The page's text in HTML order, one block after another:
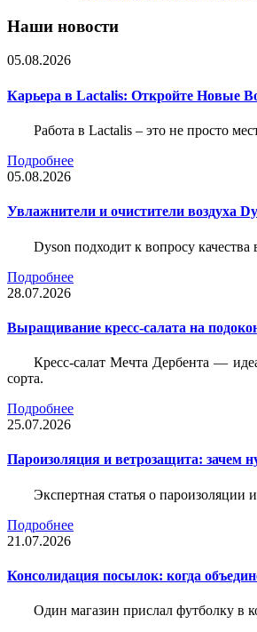
Наши новости
05.08.2026
Карьера в Lactalis: Откройте Новые
Работа в Lactalis – это не просто
Подробнее
05.08.2026
Увлажнители и очистители воздуха
Dyson подходит к вопросу
Подробнее
28.07.2026
Выращивание кресс-салата на
Кресс-салат Мечта Дербента —
сорта.
Подробнее
25.07.2026
Пароизоляция и ветрозащита: зачем
Экспертная статья о
Подробнее
21.07.2026
Консолидация посылок: когда
Один магазин прислал футболку в